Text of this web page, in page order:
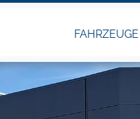
FAHRZEUGE